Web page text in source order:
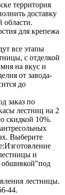
территория
доставку
области.
для крепежа
все этапы
с отделкой
на вкус и
от завода-
до
заказ по
лестниц на 2
скидкой 10%.
Выберите
и
обшивкой"под
лестницы.
44.